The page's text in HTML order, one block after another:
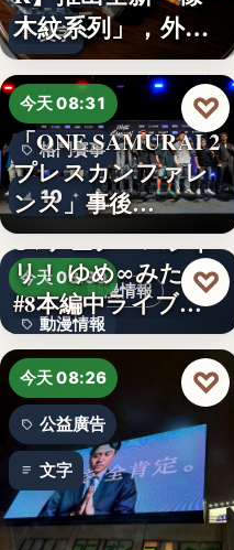
文字
木紋系列」，外層
採…
今天 08:31
格鬥賽事
10
「ONE SAMURAI 2
プレスカンファレ
ンス」事後…
♡
動漫情報
今天 08:30
動漫情報
19,800円
TVアニメ「バンド
リ！ ゆめ∞みた」
#8本編中ライブ映
像…
♡
今天 08:26
公益廣告
文字
♡